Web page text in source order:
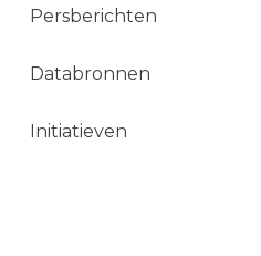
Persberichten
Databronnen
Initiatieven